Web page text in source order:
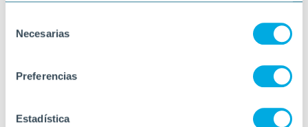
Necesarias
Preferencias
Estadística